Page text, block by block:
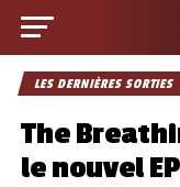
LES DERNIÈRES SORTIES
The
le nouvel